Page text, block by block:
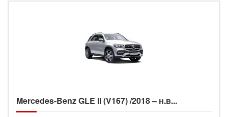
Mercedes-Benz GLE II (V167) /2018 – н.в...